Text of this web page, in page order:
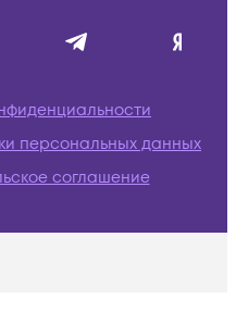
персональных данных
соглашение